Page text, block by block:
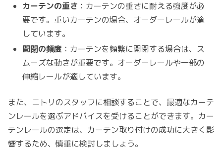
カーテンの重さ ：カーテンの重さに耐える強度が必
要です。重いカーテンの場合、オーダーレールが適
しています。
開閉の頻度 ：カーテンを頻繁に開閉する場合は、ス
ムーズな動きが重要です。オーダーレールや一部の
伸縮レールが適しています。
また、ニトリのスタッフに相談することで、最適なカーテ
ンレールを選ぶアドバイスを受けることができます。カー
テンレールの選定は、カーテン取り付けの成功に大きく影
響するため、慎重に検討しましょう。